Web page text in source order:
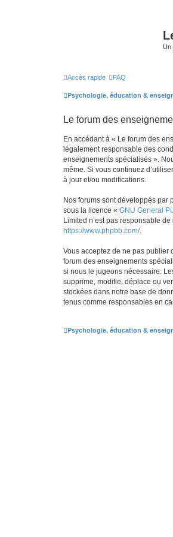
Un
Accès rapide FAQ
Psychologie, éducation &
Le forum des
En accédant à « Le forum des
légalement responsable des
enseignements spécialisés ».
même. Si vous continuez
à jour et/ou modifications.
Nos forums sont développés par
sous la licence « GNU General
Limited n’est pas responsable
https://www.phpbb.com/.
Vous acceptez de ne pas publier
forum des enseignements
si nous le jugeons nécessaire.
supprime, modifie, déplace ou
stockées dans notre base de
tenus comme responsables en
Psychologie, éducation &